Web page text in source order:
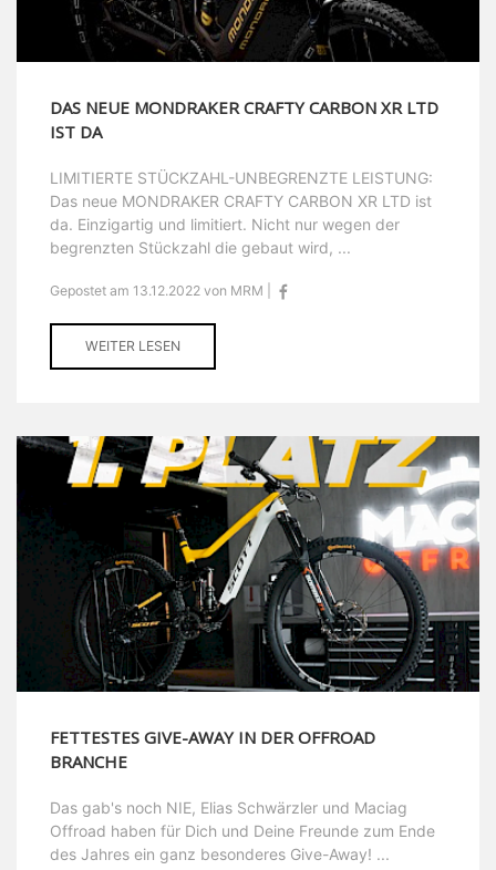
DAS NEUE MONDRAKER CRAFTY CARBON XR LTD
IST DA
LIMITIERTE STÜCKZAHL-UNBEGRENZTE LEISTUNG:
Das neue MONDRAKER CRAFTY CARBON XR LTD ist
da. Einzigartig und limitiert. Nicht nur wegen der
begrenzten Stückzahl die gebaut wird, ...
Gepostet am 13.12.2022 von MRM |
WEITER LESEN
FETTESTES GIVE-AWAY IN DER OFFROAD
BRANCHE
Das gab's noch NIE, Elias Schwärzler und Maciag
Offroad haben für Dich und Deine Freunde zum Ende
des Jahres ein ganz besonderes Give-Away! ...